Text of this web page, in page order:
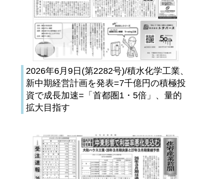
2026年6月9日(第2282号)/積水化学工業、
新中期経営計画を発表=7千億円の積極投
資で成長加速=「首都圏1・5倍」、量的
拡大目指す